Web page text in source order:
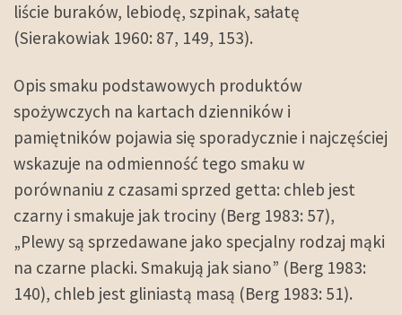
liście buraków, lebiodę, szpinak, sałatę
(Sierakowiak 1960: 87, 149, 153).
Opis smaku podstawowych produktów
spożywczych na kartach dzienników i
pamiętników pojawia się sporadycznie i najczęściej
wskazuje na odmienność tego smaku w
porównaniu z czasami sprzed getta: chleb jest
czarny i smakuje jak trociny (Berg 1983: 57),
„Plewy są sprzedawane jako specjalny rodzaj mąki
na czarne placki. Smakują jak siano” (Berg 1983:
140), chleb jest gliniastą masą (Berg 1983: 51).